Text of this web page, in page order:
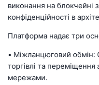
виконання на блокчейні
конфіденційності в
Платформа надає три
• Міжланцюговий обмін:
торгівлі та
мережами.